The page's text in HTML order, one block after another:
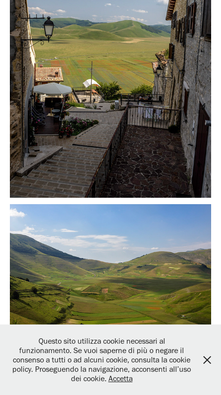
Privacy and Cookie policy Copyrights and terms
Questo sito utilizza cookie necessari al
funzionamento. Se vuoi saperne di più o negare il
consenso a tutti o ad alcuni cookie, consulta la cookie
policy. Proseguendo la navigazione, acconsenti all’uso
dei cookie. Accetta